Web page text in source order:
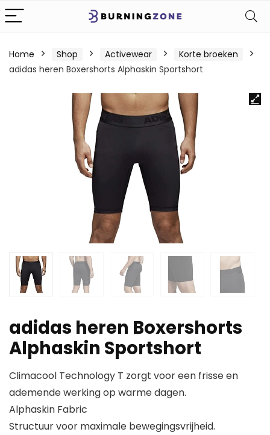
Home Shop Activewear
Korte broeken
adidas heren Boxershorts Alphaskin Sportshort
adidas heren Boxershorts
Alphaskin Sportshort
Climacool Technology T zorgt voor een frisse en
ademende werking op warme dagen.
Alphaskin Fabric
Structuur voor maximale bewegingsvrijheid.